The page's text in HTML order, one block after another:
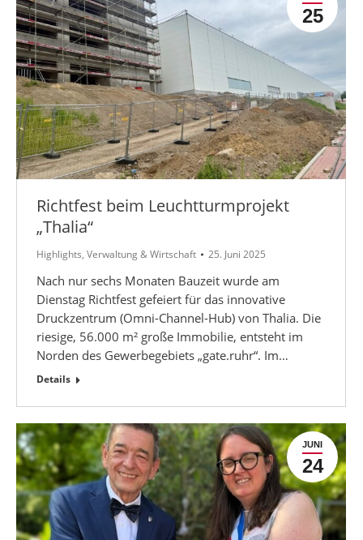
25
Richtfest beim Leuchtturmprojekt
„Thalia“
Highlights, Verwaltung & Wirtschaft 25. Juni 2025
Nach nur sechs Monaten Bauzeit wurde am
Dienstag Richtfest gefeiert für das innovative
Druckzentrum (Omni-Channel-Hub) von Thalia. Die
riesige, 56.000 m² große Immobilie, entsteht im
Norden des Gewerbegebiets „gate.ruhr“. Im…
Details
JUNI
24